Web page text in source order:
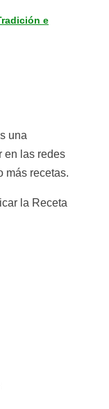
e
una
en las redes
más recetas.
la Receta